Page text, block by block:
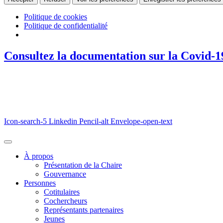
Politique de cookies
Politique de confidentialité
Consultez la documentation sur la Covid-
Icon-search-5 Linkedin Pencil-alt Envelope-open-text
À propos
Présentation de la Chaire
Gouvernance
Personnes
Cotitulaires
Cochercheurs
Représentants partenaires
Jeunes